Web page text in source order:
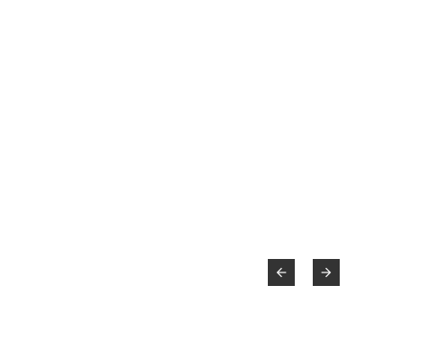
 